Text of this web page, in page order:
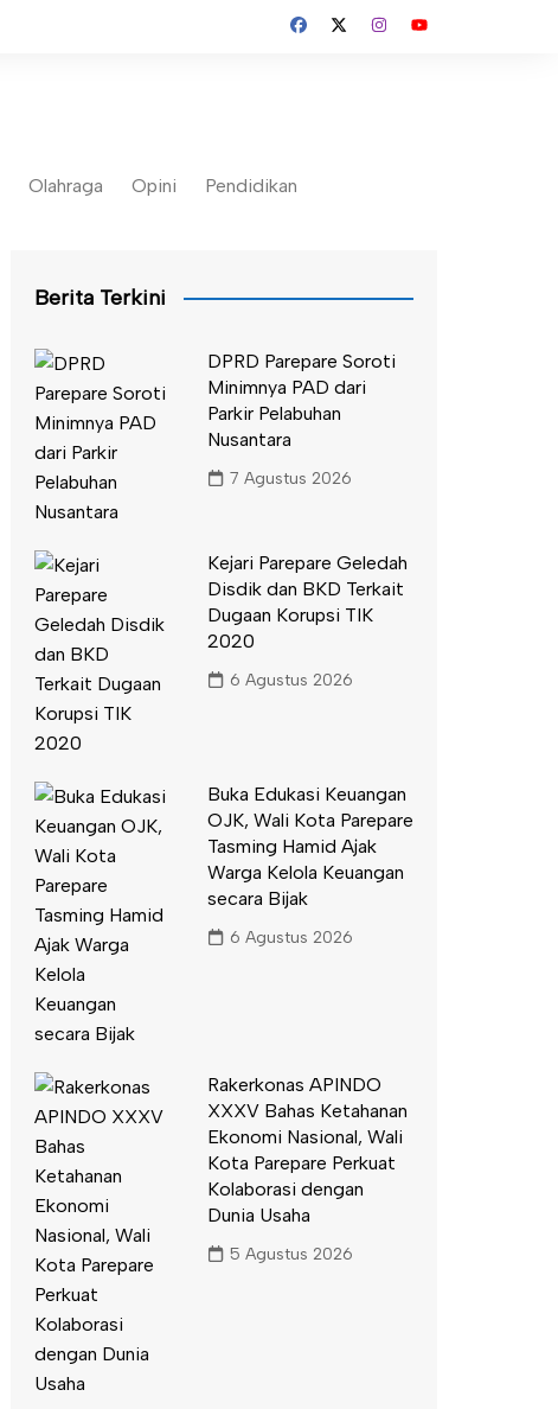
Olahraga Opini Pendidikan
Berita Terkini
DPRD Parepare Soroti
Minimnya PAD dari
Parkir Pelabuhan
Nusantara
7 Agustus 2026
Kejari Parepare Geledah
Disdik dan BKD Terkait
Dugaan Korupsi TIK
2020
6 Agustus 2026
Buka Edukasi Keuangan
OJK, Wali Kota Parepare
Tasming Hamid Ajak
Warga Kelola Keuangan
secara Bijak
6 Agustus 2026
Rakerkonas APINDO
XXXV Bahas Ketahanan
Ekonomi Nasional, Wali
Kota Parepare Perkuat
Kolaborasi dengan
Dunia Usaha
5 Agustus 2026